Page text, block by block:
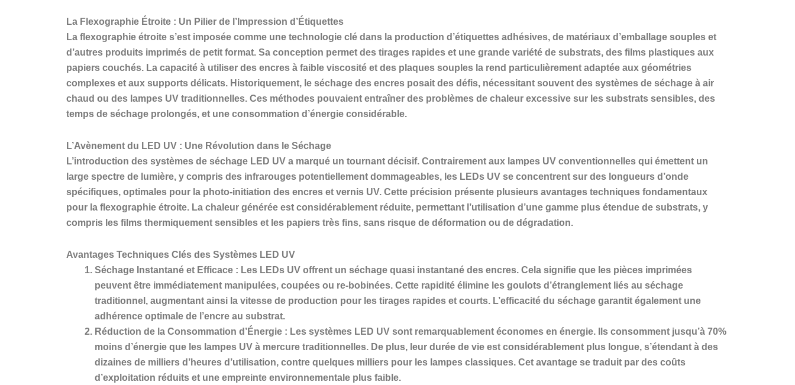
La Flexographie Étroite : Un Pilier de l’Impression d’Étiquettes
La flexographie étroite s’est imposée comme une technologie clé dans la production d’étiquettes adhésives, de matériaux d’emballage souples et
d’autres produits imprimés de petit format. Sa conception permet des tirages rapides et une grande variété de substrats, des films plastiques aux
papiers couchés. La capacité à utiliser des encres à faible viscosité et des plaques souples la rend particulièrement adaptée aux géométries
complexes et aux supports délicats. Historiquement, le séchage des encres posait des défis, nécessitant souvent des systèmes de séchage à air
chaud ou des lampes UV traditionnelles. Ces méthodes pouvaient entraîner des problèmes de chaleur excessive sur les substrats sensibles, des
temps de séchage prolongés, et une consommation d’énergie considérable.
L’Avènement du LED UV : Une Révolution dans le Séchage
L’introduction des systèmes de séchage LED UV a marqué un tournant décisif. Contrairement aux lampes UV conventionnelles qui émettent un
large spectre de lumière, y compris des infrarouges potentiellement dommageables, les LEDs UV se concentrent sur des longueurs d’onde
spécifiques, optimales pour la photo-initiation des encres et vernis UV. Cette précision présente plusieurs avantages techniques fondamentaux
pour la flexographie étroite. La chaleur générée est considérablement réduite, permettant l’utilisation d’une gamme plus étendue de substrats, y
compris les films thermiquement sensibles et les papiers très fins, sans risque de déformation ou de dégradation.
Avantages Techniques Clés des Systèmes LED UV
Séchage Instantané et Efficace : Les LEDs UV offrent un séchage quasi instantané des encres. Cela signifie que les pièces imprimées
peuvent être immédiatement manipulées, coupées ou re-bobinées. Cette rapidité élimine les goulots d’étranglement liés au séchage
traditionnel, augmentant ainsi la vitesse de production pour les tirages rapides et courts. L’efficacité du séchage garantit également une
adhérence optimale de l’encre au substrat.
Réduction de la Consommation d’Énergie : Les systèmes LED UV sont remarquablement économes en énergie. Ils consomment jusqu’à 70%
moins d’énergie que les lampes UV à mercure traditionnelles. De plus, leur durée de vie est considérablement plus longue, s’étendant à des
dizaines de milliers d’heures d’utilisation, contre quelques milliers pour les lampes classiques. Cet avantage se traduit par des coûts
d’exploitation réduits et une empreinte environnementale plus faible.